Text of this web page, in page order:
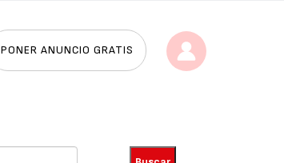
PONER ANUNCIO GRATIS